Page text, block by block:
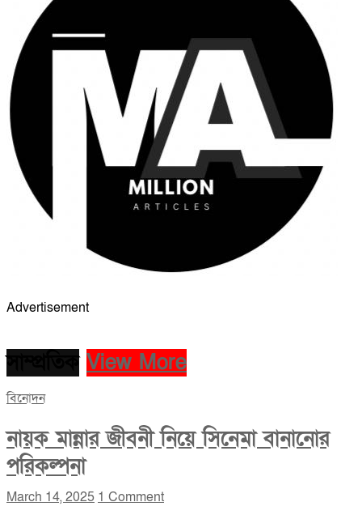
Advertisement
View More
বিনোদন
নায়ক মান্নার জীবনী নিয়ে সিনেমা বানানোর
পরিকল্পনা
March 14, 2025 1 Comment